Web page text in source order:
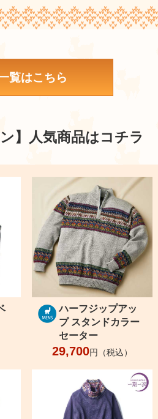
覧はこちら
】 人気商品はコチラ
ハーフジップアッ
プ スタンドカラー
セーター
29,700円（税込）